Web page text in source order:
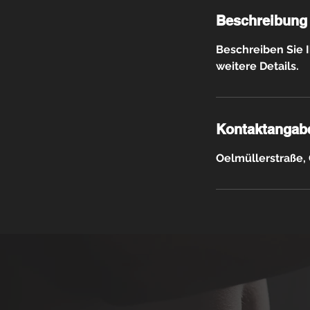
Beschreibung
Beschreiben Sie
weitere Details.
Oelmüllerstraße,